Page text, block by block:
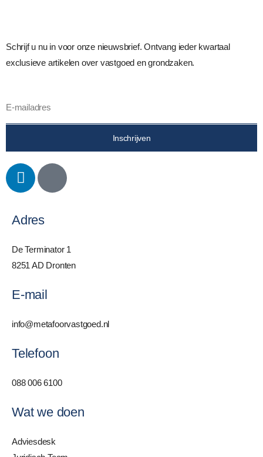
Schrijf u nu in voor onze nieuwsbrief. Ontvang ieder kwartaal
exclusieve artikelen over vastgoed en grondzaken.
Inschrijven
Adres
De Terminator 1
8251 AD Dronten
E-mail
info@metafoorvastgoed.nl
Telefoon
088 006 6100
Wat we doen
Adviesdesk